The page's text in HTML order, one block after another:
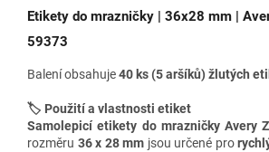
Etikety do mrazničky | 36x28 mm |
59373
Balení obsahuje40 ks (5 aršíků) žlutých
🏷️ Použití a vlastnosti etiket
Samolepicí etikety do mrazničkyAvery
rozměru 36 x 28 mm jsou určené pro